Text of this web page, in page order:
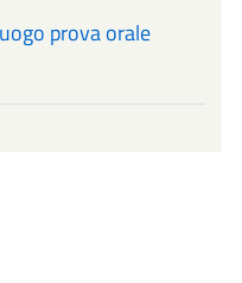
prova orale